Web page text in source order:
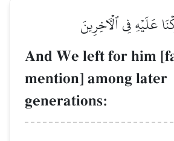
عَلَيۡهِ فِي ٱلۡأٓخِرِينَ
And We left for him
mention] among later
generations: